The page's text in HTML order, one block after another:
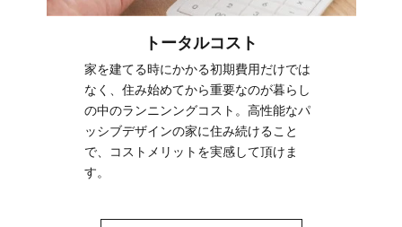
トータルコスト
家を建てる時にかかる初期費用だけでは
なく、住み始めてから重要なのが暮らし
の中のランニンングコスト。高性能なパ
ッシブデザインの家に住み続けること
で、コストメリットを実感して頂けま
す。